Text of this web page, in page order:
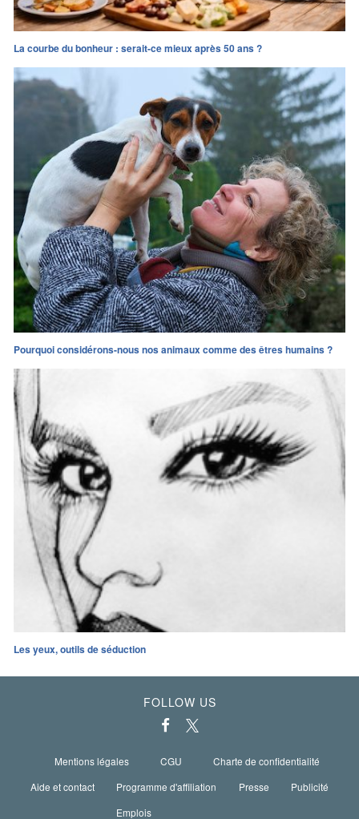
La courbe du bonheur : serait-ce mieux après 50 ans ?
Pourquoi considérons-nous nos animaux comme des êtres humains ?
Les yeux, outils de séduction
FOLLOW US
Mentions légales CGU
Charte de confidentialité
Aide et contact
Programme d'affiliation Presse
Publicité
Emplois